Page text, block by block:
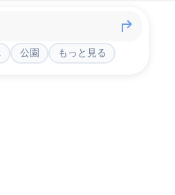
公園 もっと見る